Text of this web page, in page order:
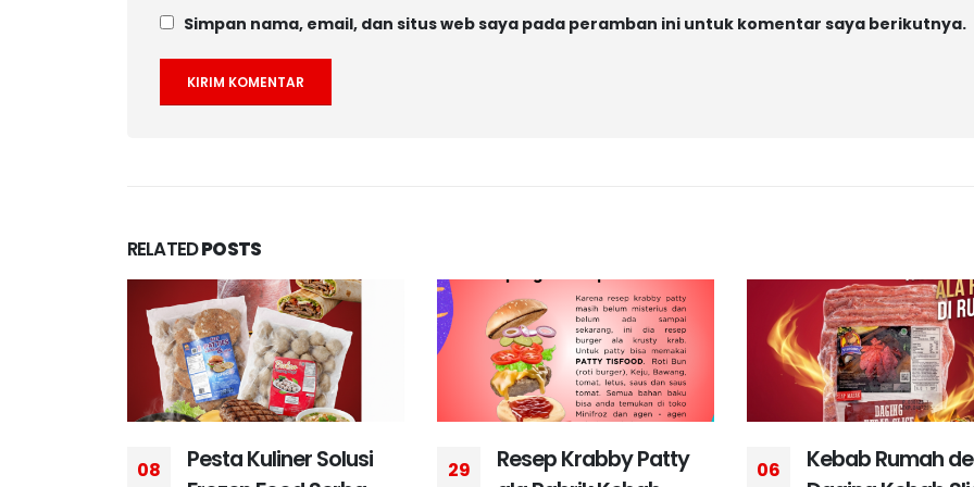
Simpan nama, email, dan situs web saya pada peramban ini untuk komentar saya berikutnya.
RELATEDPOSTS
29
Resep Krabby Patty
06
Kebab Rumah dengan
27
Solusi Bisnis